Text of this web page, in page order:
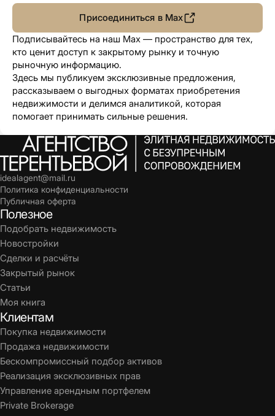
Подписывайтесь на наш Max — пространство для тех,
кто ценит доступ к закрытому рынку и точную
рыночную информацию.
Здесь мы публикуем эксклюзивные предложения,
рассказываем о выгодных форматах приобретения
недвижимости и делимся аналитикой, которая
помогает принимать сильные решения.
Присоединиться в Max
idealagent@mail.ru
Политика конфиденциальности
Публичная оферта
Полезное
Подобрать недвижимость
Новостройки
Сделки и расчёты
Закрытый рынок
Статьи
Моя книга
Клиентам
Покупка недвижимости
Продажа недвижимости
Бескомпромиссный подбор активов
Реализация эксклюзивных прав
Управление арендным портфелем
Private Brokerage